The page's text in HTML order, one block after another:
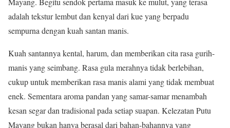
adalah tekstur lembut dan kenyal dari kue yang berpadu
sempurna dengan kuah santan manis.
Kuah santannya kental, harum, dan memberikan cita rasa gurih-
manis yang seimbang. Rasa gula merahnya tidak berlebihan,
cukup untuk memberikan rasa manis alami yang tidak membuat
enek. Sementara aroma pandan yang samar-samar menambah
kesan segar dan tradisional pada setiap suapan. Kelezatan Putu
Mayang bukan hanya berasal dari bahan-bahannya yang